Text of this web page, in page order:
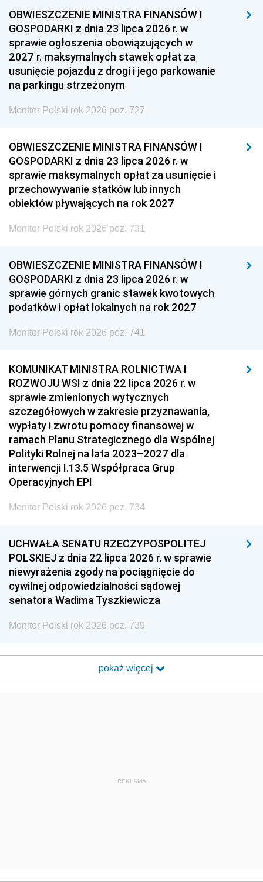
OBWIESZCZENIE MINISTRA FINANSÓW I
GOSPODARKI z dnia 23 lipca 2026 r. w
sprawie ogłoszenia obowiązujących w
2027 r. maksymalnych stawek opłat za
usunięcie pojazdu z drogi i jego parkowanie
na parkingu strzeżonym
Monitor Polski rok 2026 poz. 727
OBWIESZCZENIE MINISTRA FINANSÓW I
GOSPODARKI z dnia 23 lipca 2026 r. w
sprawie maksymalnych opłat za usunięcie i
przechowywanie statków lub innych
obiektów pływających na rok 2027
Monitor Polski rok 2026 poz. 731
OBWIESZCZENIE MINISTRA FINANSÓW I
GOSPODARKI z dnia 23 lipca 2026 r. w
sprawie górnych granic stawek kwotowych
podatków i opłat lokalnych na rok 2027
Monitor Polski rok 2026 poz. 741
KOMUNIKAT MINISTRA ROLNICTWA I
ROZWOJU WSI z dnia 22 lipca 2026 r. w
sprawie zmienionych wytycznych
szczegółowych w zakresie przyznawania,
wypłaty i zwrotu pomocy finansowej w
ramach Planu Strategicznego dla Wspólnej
Polityki Rolnej na lata 2023–2027 dla
interwencji I.13.5 Współpraca Grup
Operacyjnych EPI
Monitor Polski rok 2026 poz. 734
UCHWAŁA SENATU RZECZYPOSPOLITEJ
POLSKIEJ z dnia 22 lipca 2026 r. w sprawie
niewyrażenia zgody na pociągnięcie do
cywilnej odpowiedzialności sądowej
senatora Wadima Tyszkiewicza
Monitor Polski rok 2026 poz. 739
pokaż więcej
REKLAMA